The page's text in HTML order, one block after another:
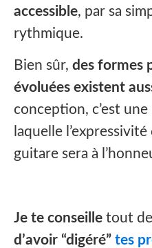
accessible, par sa
rythmique.
Bien sûr, des formes
évoluées existent
conception, c’est
laquelle
guitare sera à
Je te conseille tout de
d’avoir “digéré” tes